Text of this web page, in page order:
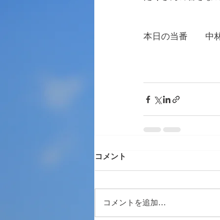
本日の当番　　中
以
コメント
コメントを追加…